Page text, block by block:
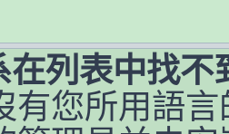
在列表中找不
有您所用語